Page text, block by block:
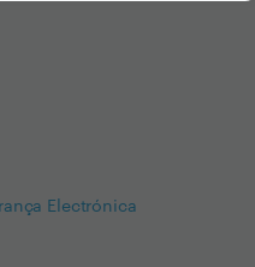
Electrónica